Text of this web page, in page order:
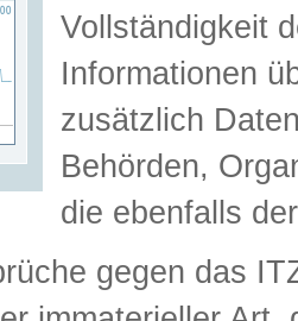
Vollständigkeit
Informationen
zusätzlich
Behörden,
die ebenfalls
gegen das